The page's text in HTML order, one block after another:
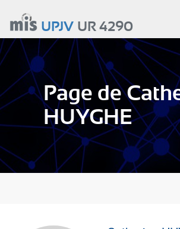
contenu
principal
UPJVUR 4290
Page de
HUYGHE